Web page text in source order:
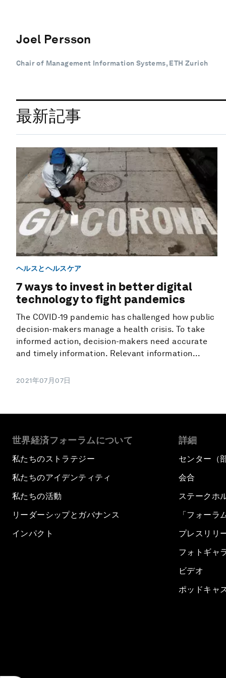
Joel Persson
Chair of Management Information Systems, ETH Zurich
最新記事
ヘルスとヘルスケア
7 ways to invest in better digital
technology to fight pandemics
The COVID-19 pandemic has challenged how public
decision-makers manage a health crisis. To take
informed action, decision-makers need accurate
and timely information. Relevant information...
2021年07月07日
世界経済フォーラムについて
私たちのストラテジー
私たちのアイデンティティ
私たちの活動
リーダーシップとガバナンス
インパクト
詳細
センター（
会合
ステークホ
「フォーラ
プレスリリ
フォトギャ
ビデオ
ポッドキャ